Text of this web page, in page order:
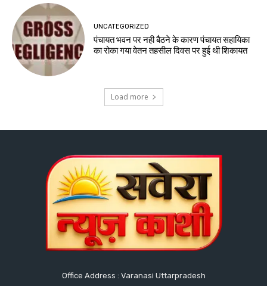
UNCATEGORIZED
पंचायत भवन पर नही बैठने के कारण पंचायत सहायिका
का रोका गया वेतन तहसील दिवस पर हुई थी शिकायत
Load more
Office Address : Varanasi Uttarpradesh